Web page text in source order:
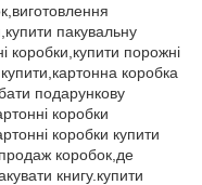
пакувальну
коробки,купити порожні
коробка
подарункову
коробки
коробки купити
коробок,де
книгу.купити